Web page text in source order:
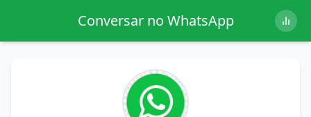
Conversar no WhatsApp